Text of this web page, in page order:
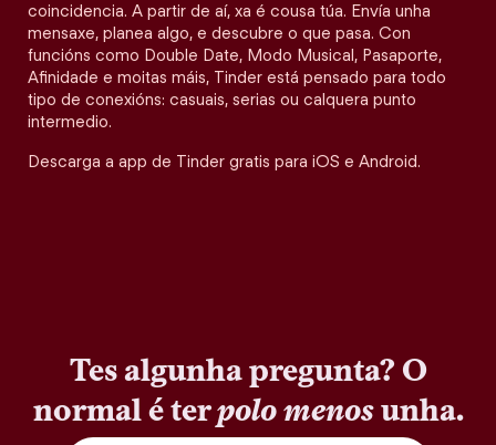
coincidencia. A partir de aí, xa é cousa túa. Envía unha
mensaxe, planea algo, e descubre o que pasa. Con
funcións como Double Date, Modo Musical, Pasaporte,
Afinidade e moitas máis, Tinder está pensado para todo
tipo de conexións: casuais, serias ou calquera punto
intermedio.
Descarga a app de Tinder gratis para iOS e Android.
Tes algunha pregunta? O
normal é terpolo menosunha.